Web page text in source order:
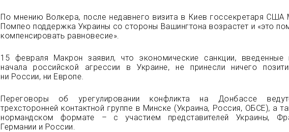
По мнению Волкера, после недавнего визита в Киев госсекретаря США
Помпео поддержка Украины со стороны Вашингтона возрастет и «это
компенсировать равновесие».
15 февраля Макрон заявил, что экономические санкции, введенные
начала российской агрессии в Украине, не принесли ничего
ни России, ни Европе.
Переговоры об урегулировании конфликта на Донбассе
трехсторонней контактной группе в Минске (Украина, Россия, ОБСЕ), а
нормандском формате – с участием представителей Украины,
Германии и России.